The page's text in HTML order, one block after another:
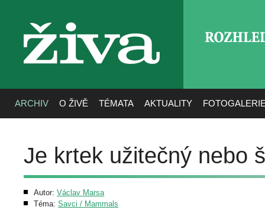
živa
ARCHIV O ŽIVĚ TÉMATA AKTUALITY
Je krtek užitečný nebo
Autor: Václav Marsa
Téma: Savci / Mammals